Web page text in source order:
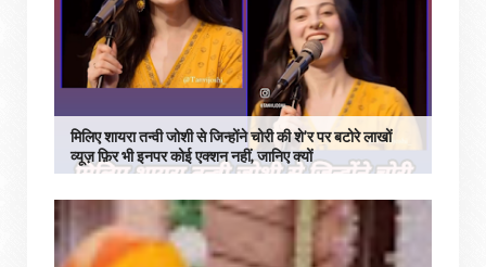
मिलिए शायरा तन्वी जोशी से जिन्होंने चोरी की शे’र पर बटोरे लाखों
व्यूज़ फ़िर भी इनपर कोई एक्शन नहीं, जानिए क्यों